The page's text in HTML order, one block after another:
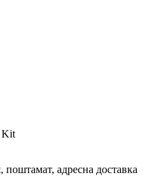
Kit
поштамат, адресна доставка